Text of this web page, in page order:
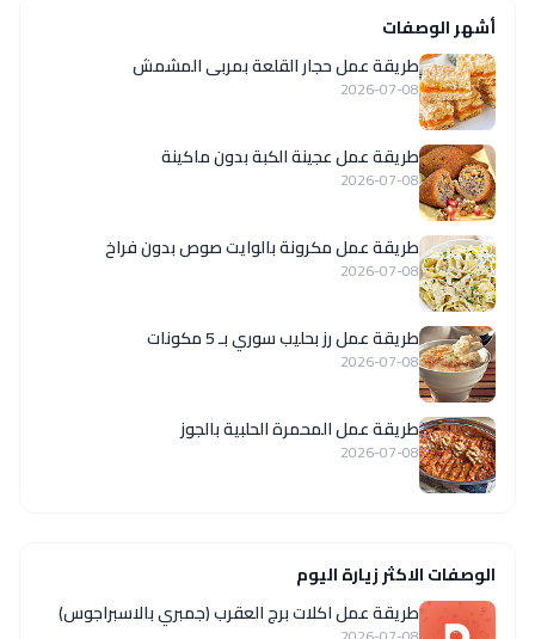
أشهر الوصفات
طريقة عمل حجار القلعة بمربى المشمش
2026-07-08
طريقة عمل عجينة الكبة بدون ماكينة
2026-07-08
طريقة عمل مكرونة بالوايت صوص بدون فراخ
2026-07-08
طريقة عمل رز بحليب سوري بـ 5 مكونات
2026-07-08
طريقة عمل المحمرة الحلبية بالجوز
2026-07-08
الوصفات الاكثر زيارة اليوم
طريقة عمل اكلات برج العقرب (جمبري بالاسبراجوس)